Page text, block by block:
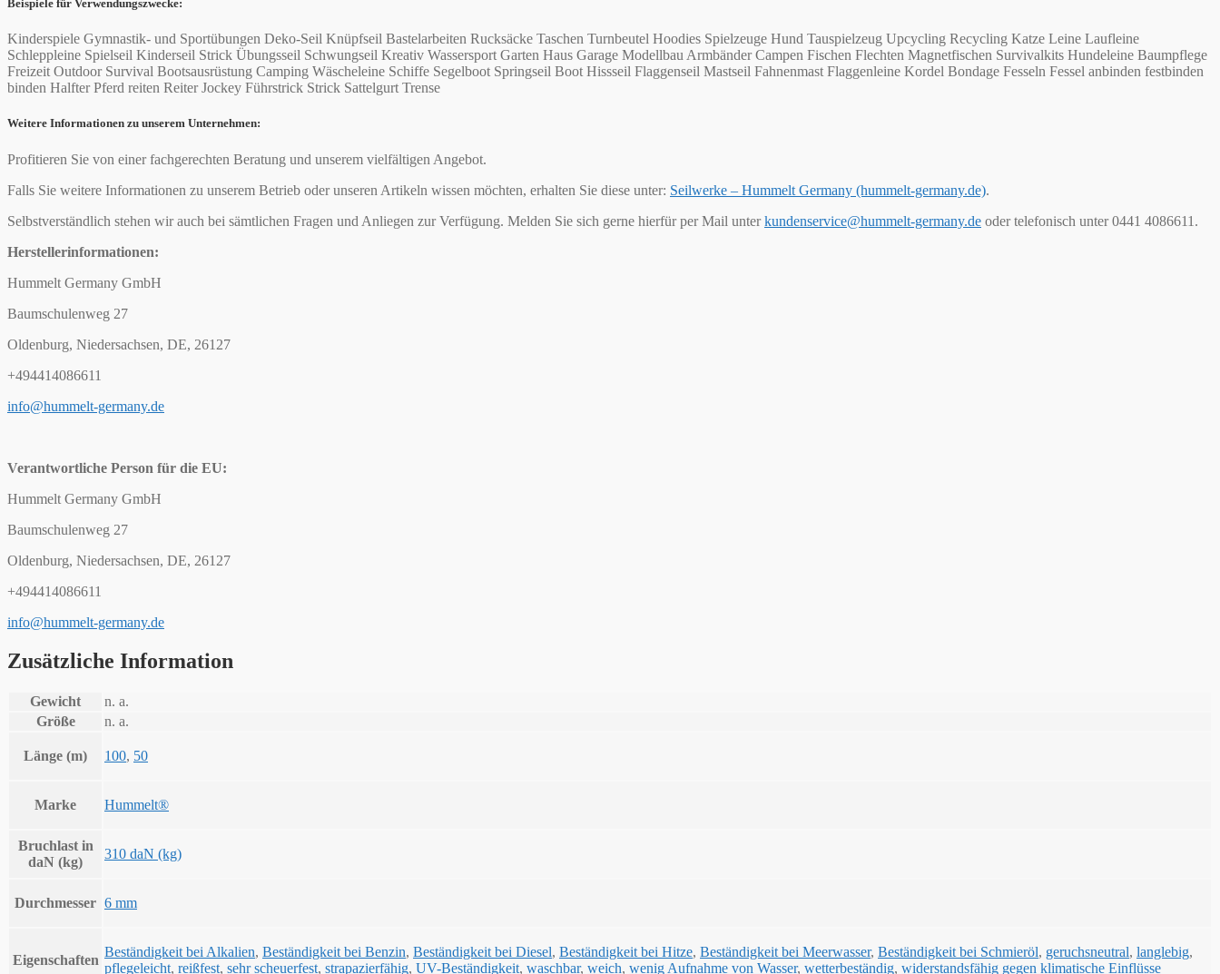
Beispiele für Verwendungszwecke:
Kinderspiele Gymnastik- und Sportübungen Deko-Seil Knüpfseil Bastelarbeiten Rucksäcke Taschen Turnbeutel Hoodies Spielzeuge Hund Tauspielzeug Upcycling Recycling Katze Leine Laufleine
Schleppleine Spielseil Kinderseil Strick Übungsseil Schwungseil Kreativ Wassersport Garten Haus Garage Modellbau Armbänder Campen Fischen Flechten Magnetfischen Survivalkits Hundeleine Baumpflege
Freizeit Outdoor Survival Bootsausrüstung Camping Wäscheleine Schiffe Segelboot Springseil Boot Hissseil Flaggenseil Mastseil Fahnenmast Flaggenleine Kordel Bondage Fesseln Fessel anbinden festbinden
binden Halfter Pferd reiten Reiter Jockey Führstrick Strick Sattelgurt Trense
Weitere Informationen zu unserem Unternehmen:
Profitieren Sie von einer fachgerechten Beratung und unserem vielfältigen Angebot.
Falls Sie weitere Informationen zu unserem Betrieb oder unseren Artikeln wissen möchten, erhalten Sie diese unter: Seilwerke – Hummelt Germany (hummelt-germany.de).
Selbstverständlich stehen wir auch bei sämtlichen Fragen und Anliegen zur Verfügung. Melden Sie sich gerne hierfür per Mail unterkundenservice@hummelt-germany.de oder telefonisch unter 0441 4086611.
Herstellerinformationen:
Hummelt Germany GmbH
Baumschulenweg 27
Oldenburg, Niedersachsen, DE, 26127
+494414086611
info@hummelt-germany.de
Verantwortliche Person für die EU:
Hummelt Germany GmbH
Baumschulenweg 27
Oldenburg, Niedersachsen, DE, 26127
+494414086611
info@hummelt-germany.de
Zusätzliche Information
Gewicht
n. a.
Größe
n. a.
Länge (m) 100, 50
Marke Hummelt®
Bruchlast in
daN (kg)
310 daN (kg)
Durchmesser 6 mm
Eigenschaften
Beständigkeit bei Alkalien, Beständigkeit bei Benzin, Beständigkeit bei Diesel, Beständigkeit bei Hitze, Beständigkeit bei Meerwasser, Beständigkeit bei Schmieröl, geruchsneutral, langlebig,
pflegeleicht, reißfest, sehr scheuerfest, strapazierfähig, UV-Beständigkeit, waschbar, weich, wenig Aufnahme von Wasser, wetterbeständig, widerstandsfähig gegen klimatische Einflüsse